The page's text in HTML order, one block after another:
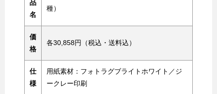
品
名
種）
価
格
各30,858円（税込・送料込）
仕
様
用紙素材：フォトラグブライトホワイト／ジ
ークレー印刷